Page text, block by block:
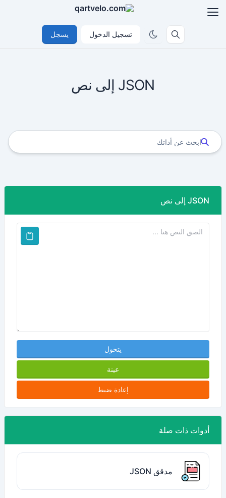
تسجيل الدخول يسجل
JSON إلى نص
JSON إلى نص
يتحول
عينة
إعادة ضبط
أدوات ذات صلة
مدقق JSON